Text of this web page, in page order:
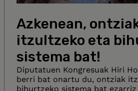
Azkenean,
itzultzeko eta
sistema bat!
Diputatuen Kongresuak Hiri
berri bat onartu du, ontziak
bihurtzeko sistema bat